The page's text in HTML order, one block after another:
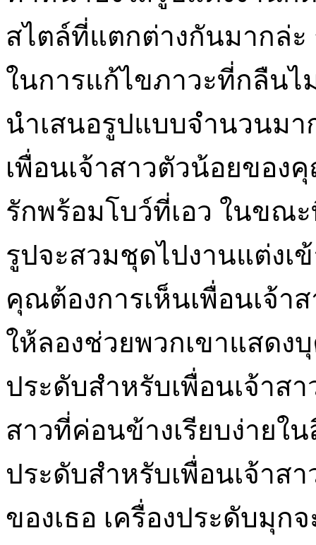
สไตล์ที่แตกต่างกันมากล่
ในการแก้ไขภาวะที่กลืน
นำเสนอรูปแบบจำนวนมา
เพื่อนเจ้าสาวตัวน้อยของ
รักพร้อมโบว์ที่เอว ในขณ
รูปจะสวมชุดไปงานแต่งเ
คุณต้องการเห็นเพื่อนเจ้
ให้ลองช่วยพวกเขาแสดง
ประดับสำหรับเพื่อนเจ้าส
สาวที่ค่อนข้างเรียบง่ายใ
ประดับสำหรับเพื่อนเจ้าส
ของเธอ เครื่องประดับมุก